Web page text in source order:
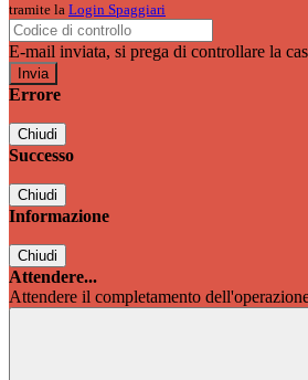
tramite la Login Spaggiari
E-mail inviata, si prega di controllare la
Errore
Chiudi
Successo
Chiudi
Informazione
Chiudi
Attendere...
Attendere il completamento